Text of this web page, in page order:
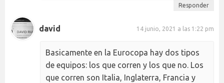
Responder
david 14 junio, 2021 a las 1:22 pm
Basicamente en la Eurocopa hay dos tipos
de equipos: los que corren y los que no. Los
que corren son Italia, Inglaterra, Francia y